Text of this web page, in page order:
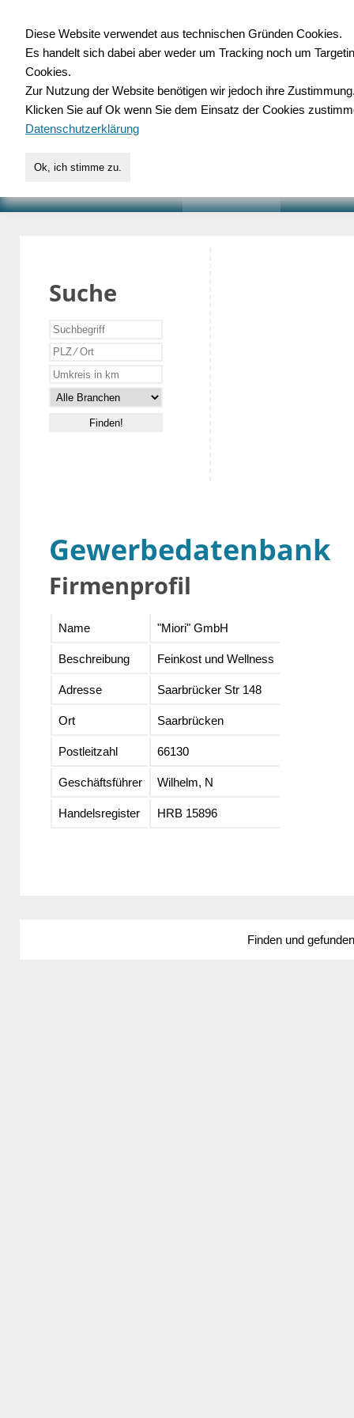
für Handwerk,
Suche
Gewerbedatenbank
Firmenprofil
Name "Miori" GmbH
Beschreibung Feinkost und Wellness
Adresse Saarbrücker Str 148
Ort Saarbrücken
Postleitzahl 66130
Geschäftsführer Wilhelm, N
Handelsregister HRB 15896
Finden und
Diese Website verwendet aus technischen Gründen Cookies.
Es handelt sich dabei aber weder um Tracking noch um
Cookies.
Zur Nutzung der Website benötigen wir jedoch ihre
Klicken Sie auf Ok wenn Sie dem Einsatz der Cookies
Datenschutzerklärung
Ok, ich stimme zu.